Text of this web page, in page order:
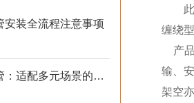
安装全流程注意事项
菏泽聚氨酯保温管：适配多元场景的高效保温输送材料
此类
缠绕
产
输、
架空